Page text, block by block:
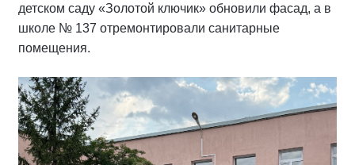
детском саду «Золотой ключик» обновили фасад, а в
школе № 137 отремонтировали санитарные
помещения.